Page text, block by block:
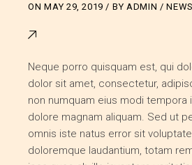
ONMAY 29, 2019 BY ADMIN NEWS
Neque porro quisquam est, qui
dolor sit amet, consectetur,
non numquam eius modi
dolore magnam aliquam. Sed ut
omnis iste natus error sit
doloremque laudantium, totam